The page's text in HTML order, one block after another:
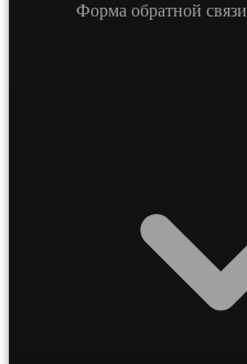
Форма обратной связи